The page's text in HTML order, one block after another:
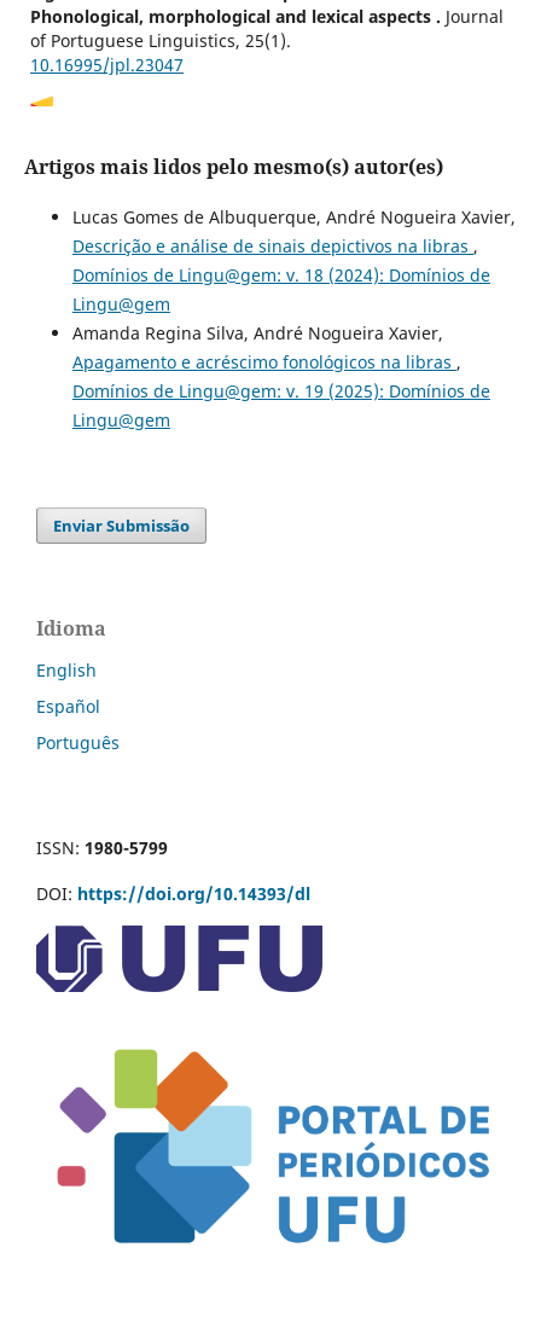
Phonological, morphological and lexical aspects . Journal
of Portuguese Linguistics, 25(1).
10.16995/jpl.23047
Ronice Müller de Quadros, Jair Barbosa da Silva, Rodrigo
Nogueira Machado (2023)
Corpus Linguistics, 108, 123.
10.1075/scl.108.05qua
Ronice Müller de Quadros, Christian Rathmann (2026)
Variation and stability of lexical items in international
sign language. The Linguistic Review, 43(1), 1.
10.1515/tlr-2025-0041
Artigos mais lidos pelo mesmo(s) autor(es)
Lucas Gomes de Albuquerque, André Nogueira Xavier,
Descrição e análise de sinais depictivos na libras ,
Domínios de Lingu@gem: v. 18 (2024): Domínios de
Lingu@gem
Amanda Regina Silva, André Nogueira Xavier,
Apagamento e acréscimo fonológicos na libras ,
Domínios de Lingu@gem: v. 19 (2025): Domínios de
Lingu@gem
Enviar Submissão
Idioma
English
Español
Português
ISSN: 1980-5799
DOI: https://doi.org/10.14393/dl